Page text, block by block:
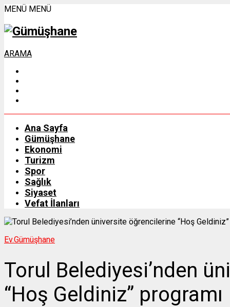
MENÜ MENÜ
ARAMA
Ana Sayfa
Gümüşhane
Ekonomi
Turizm
Spor
Sağlık
Siyaset
Vefat İlanları
Ev.Gümüşhane
Torul Belediyesi’nden
“Hoş Geldiniz” programı